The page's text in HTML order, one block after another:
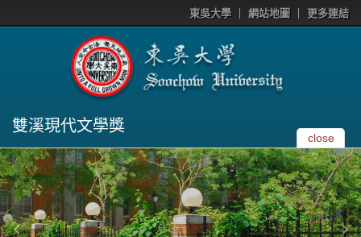
東吳大學 網站地圖 更多連結
雙溪現代文學獎
close